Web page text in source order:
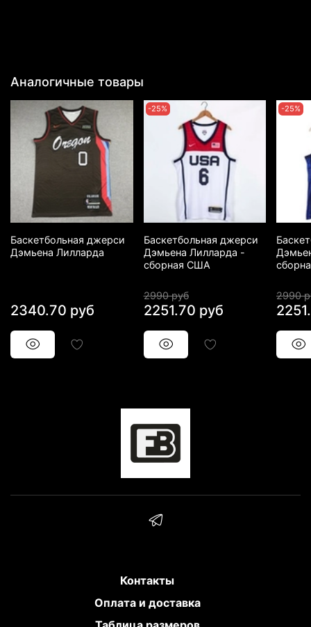
Аналогичные товары
Баскетбольная джерси
Дэмьена Лилларда
2340.70 руб
-25%
Баскетбольная джерси
Дэмьена Лилларда -
сборная США
2990 руб
2251.70 руб
-25%
2990
Контакты
Оплата и доставка